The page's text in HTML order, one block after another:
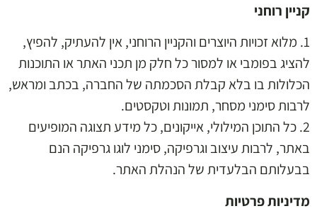
קניין רוחני
1. מלוא זכויות היוצרים והקניין הרוחני, אין להעתיק, להפיץ,
להציג בפומבי או למסור כל חלק מן תכני האתר או התוכנות
הכלולות בו בלא קבלת הסכמתה של החברה, בכתב ומראש,
לרבות סימני מסחר, תמונות וטקסטים.
2. כל התוכן המילולי, אייקונים, כל מידע תצוגה המופיעים
באתר, לרבות עיצוב וגרפיקה, סימני לוגו גרפיקה הנם
בבעלותם הבלעדית של הנהלת האתר.
מדיניות פרטיות